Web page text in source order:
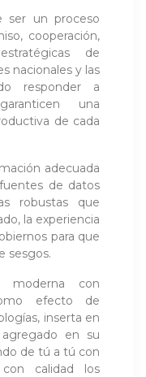
ser un proceso
cooperación,
de
nacionales y las
responder a
una
de cada
adecuada
de datos
robustas que
la experiencia
para que
sesgos.
con
efecto de
inserta en
en su
de tú a tú con
calidad los